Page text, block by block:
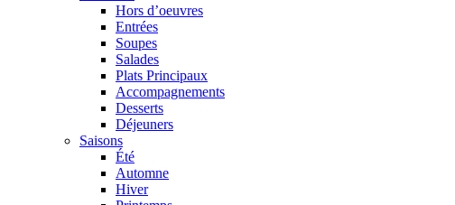
Hors d’oeuvres
Entrées
Soupes
Salades
Plats Principaux
Accompagnements
Desserts
Déjeuners
Saisons
Été
Automne
Hiver